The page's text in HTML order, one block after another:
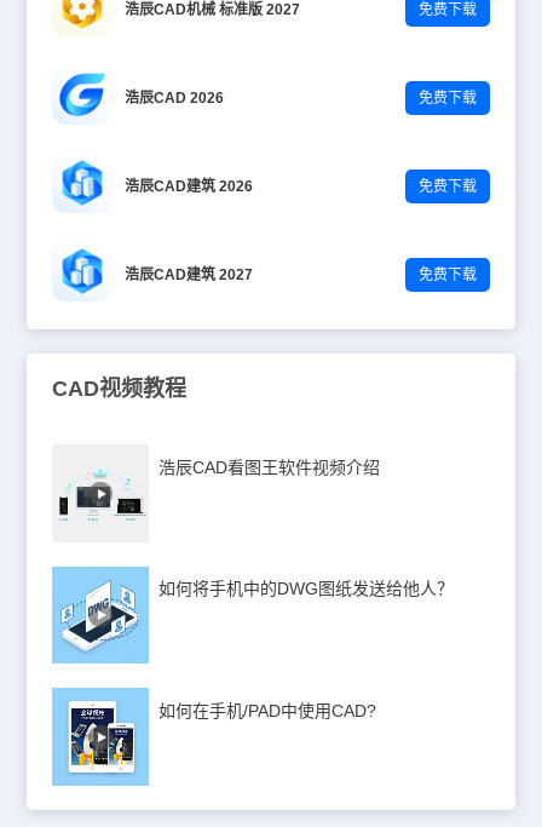
浩辰CAD机械 标准版 2027 免费下载
浩辰CAD 2026 免费下载
浩辰CAD建筑 2026 免费下载
浩辰CAD建筑 2027 免费下载
CAD视频教程
浩辰CAD看图王软件视频介绍
如何将手机中的DWG图纸发送给他人？
如何在手机/PAD中使用CAD?